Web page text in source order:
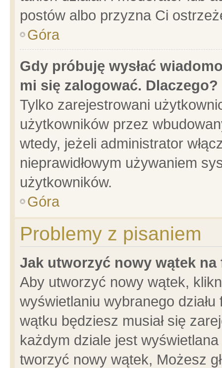
postów albo przyzna Ci
Góra
Gdy próbuję wysłać
mi się zalogować. Dlaczego?
Tylko zarejestrowani
użytkowników przez
wtedy, jeżeli administrator
nieprawidłowym używaniem
użytkowników.
Góra
Problemy z pisaniem
Jak utworzyć nowy wątek na
Aby utworzyć nowy wątek,
wyświetlaniu wybranego
wątku będziesz musiał się
każdym dziale jest
tworzyć nowy wątek, Możesz